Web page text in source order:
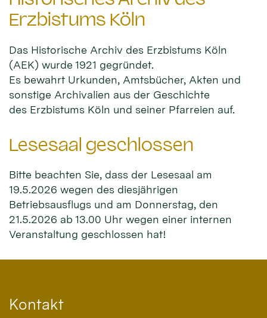
Erzbistums Köln
Das Historische Archiv des Erzbistums Köln
(AEK) wurde 1921 gegründet.
Es bewahrt Urkunden, Amtsbücher, Akten und
sonstige Archivalien aus der Geschichte
des Erzbistums Köln und seiner Pfarreien auf.
Lesesaal geschlossen
Bitte beachten Sie, dass der Lesesaal am
19.5.2026 wegen des diesjährigen
Betriebsausflugs und am Donnerstag, den
21.5.2026 ab 13.00 Uhr wegen einer internen
Veranstaltung geschlossen hat!
Kontakt